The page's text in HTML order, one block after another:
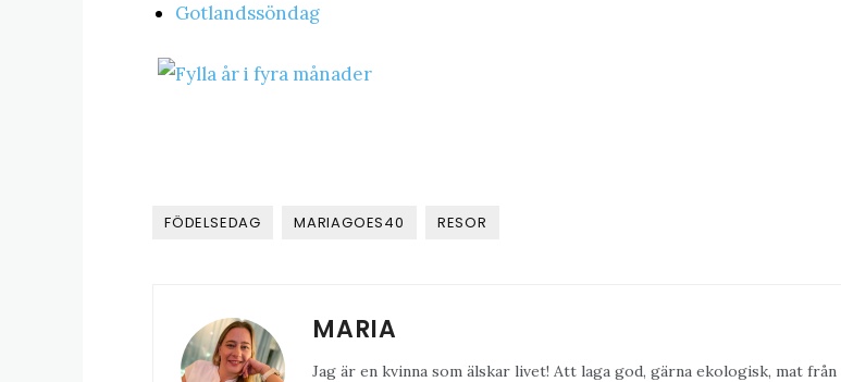
Gotlandssöndag
FÖDELSEDAG MARIAGOES40 RESOR
MARIA
Jag är en kvinna som älskar livet! Att laga god, gärna ekologisk, mat från